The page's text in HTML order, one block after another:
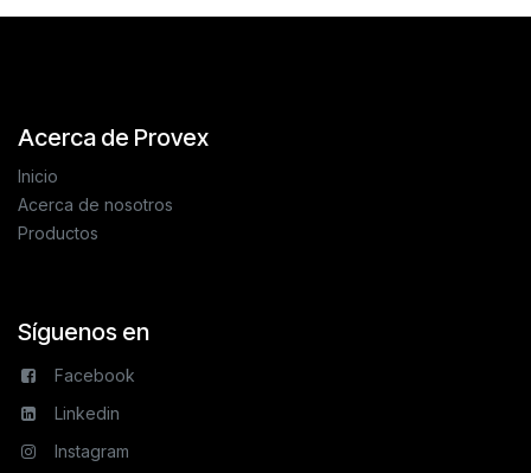
Acerca de Provex
Inicio
Acerca de nosotros
Productos
Síguenos en
Facebook
Linkedin
Instagram